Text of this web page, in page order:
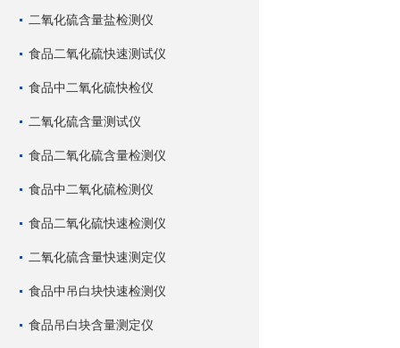
二氧化硫含量盐检测仪
食品二氧化硫快速测试仪
食品中二氧化硫快检仪
二氧化硫含量测试仪
食品二氧化硫含量检测仪
食品中二氧化硫检测仪
食品二氧化硫快速检测仪
二氧化硫含量快速测定仪
食品中吊白块快速检测仪
食品吊白块含量测定仪